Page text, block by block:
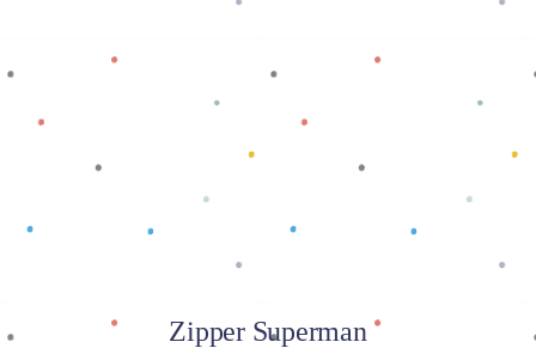
Baca selengkapnya
Zipper Superman